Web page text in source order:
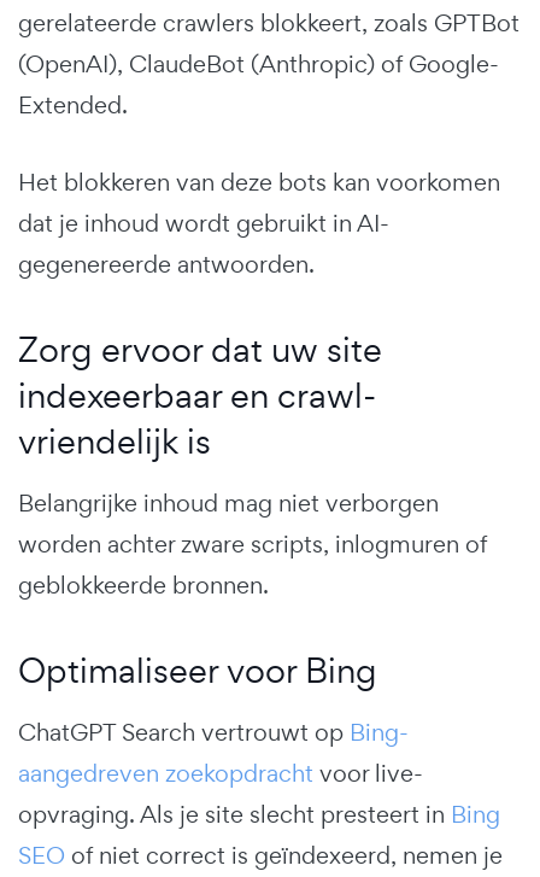
gerelateerde crawlers blokkeert, zoals GPTBot
(OpenAI), ClaudeBot (Anthropic) of Google-
Extended.
Het blokkeren van deze bots kan voorkomen
dat je inhoud wordt gebruikt in AI-
gegenereerde antwoorden.
Zorg ervoor dat uw site
indexeerbaar en crawl-
vriendelijk is
Belangrijke inhoud mag niet verborgen
worden achter zware scripts, inlogmuren of
geblokkeerde bronnen.
Optimaliseer voor Bing
ChatGPT Search vertrouwt op Bing-
aangedreven zoekopdracht voor live-
opvraging. Als je site slecht presteert in Bing
SEO of niet correct is geïndexeerd, nemen je